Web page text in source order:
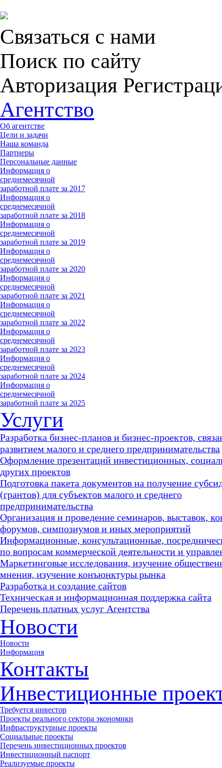
Связаться с нами
Поиск по сайту
Авторизация
Агентство
Об агентстве
Цели и задачи
Наша команда
Партнеры
Персональные данные
Информация о
среднемесячной
заработной плате за 2017
Информация о
среднемесячной
заработной плате за 2018
Информация о
среднемесячной
заработной плате за 2019
Информация о
среднемесячной
заработной плате за 2020
Информация о
среднемесячной
заработной плате за 2021
Информация о
среднемесячной
заработной плате за 2022
Информация о
среднемесячной
заработной плате за 2023
Информация о
среднемесячной
заработной плате за 2024
Информация о
среднемесячной
заработной плате за 2025
Услуги
Разработка бизнес-планов и бизнес-проектов,
развитием малого и среднего предпринимательства
Оформление презентаций инвестиционных,
других проектов
Подготовка пакета документов на получение
(грантов) для субъектов малого и среднего
предпринимательства
Организация и проведение семинаров, выставок,
форумов, симпозиумов и иных мероприятий
Информационные, консультационные,
по вопросам коммерческой деятельности и
Маркетинговые исследования, изучение
мнения, изучение конъюнктуры рынка
Разработка и создание сайтов
Техническая и информационная поддержка сайта
Перечень платных услуг Агентства
Новости
Новости
Информация
Контакты
Инвестиционные
Требуется инвестор
Проекты реального сектора экономики
Инфраструктурные проекты
Социальные проекты
Перечень инвестиционных проектов
Инвестиционный паспорт
Реализуемые проекты